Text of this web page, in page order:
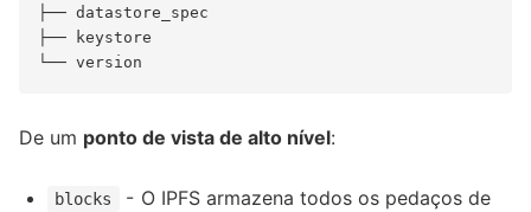
├── datastore_spec
├── keystore
De um ponto de vista de alto nível:
blocks
- O IPFS armazena todos os pedaços de